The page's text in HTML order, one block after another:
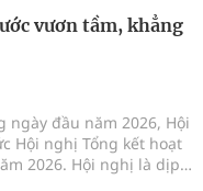
vươn tầm, khẳng
ngày đầu năm 2026, Hội
Hội nghị Tổng kết hoạt
2026. Hội nghị là dịp